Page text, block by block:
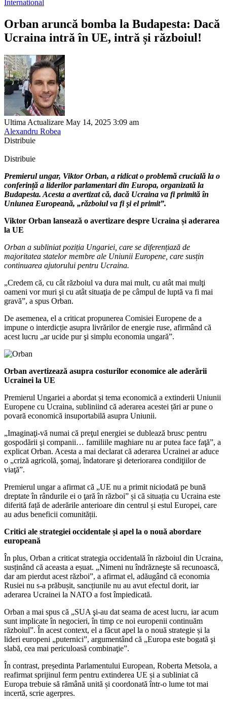
International
Orban aruncă bomba la Budapesta: Dacă
Ucraina intră în UE, intră și războiul!
Ultima Actualizare May 14, 2025 3:09 am
Alexandru Robea
Distribuie
Distribuie
Premierul ungar, Viktor Orban, a ridicat o problemă crucială la o
conferință a liderilor parlamentari din Europa, organizată la
Budapesta. Acesta a avertizat că, dacă Ucraina va fi primită în
Uniunea Europeană, „războiul va fi şi el primit”.
Viktor Orban lansează o avertizare despre Ucraina și aderarea
la UE
Orban a subliniat poziția Ungariei, care se diferențiază de
majoritatea statelor membre ale Uniunii Europene, care susțin
continuarea ajutorului pentru Ucraina.
„Credem că, cu cât războiul va dura mai mult, cu atât mai mulţi
oameni vor muri şi cu atât situaţia de pe câmpul de luptă va fi mai
gravă”, a spus Orban.
De asemenea, el a criticat propunerea Comisiei Europene de a
impune o interdicție asupra livrărilor de energie ruse, afirmând că
acest lucru „ar ucide pur şi simplu economia ungară”.
Orban avertizează asupra costurilor economice ale aderării
Ucrainei la UE
Premierul Ungariei a abordat și tema economică a extinderii Uniunii
Europene cu Ucraina, subliniind că aderarea acestei țări ar pune o
povară economică insuportabilă asupra Uniunii.
„Imaginaţi-vă numai că preţul energiei se dublează brusc pentru
gospodării şi companii… familiile maghiare nu ar putea face faţă”, a
explicat Orban. Acesta a mai declarat că aderarea Ucrainei ar aduce
o „criză agricolă, şomaj, îndatorare şi deteriorarea condiţiilor de
viaţă”.
Premierul ungar a afirmat că „UE nu a primit niciodată pe bună
dreptate în rândurile ei o ţară în război” și că situația cu Ucraina este
diferită față de aderările anterioare din centrul și estul Europei, care
au adus beneficii comunității.
Critici ale strategiei occidentale și apel la o nouă abordare
europeană
În plus, Orban a criticat strategia occidentală în războiul din Ucraina,
susținând că aceasta a eșuat. „Nimeni nu îndrăzneşte să recunoască,
dar am pierdut acest război”, a afirmat el, adăugând că economia
Rusiei nu s-a prăbușit, sancțiunile nu au avut efectul dorit, iar
aderarea Ucrainei la NATO a fost împiedicată.
Orban a mai spus că „SUA şi-au dat seama de acest lucru, iar acum
sunt implicate în negocieri, în timp ce noi europenii continuăm
războiul”. În acest context, el a făcut apel la o nouă strategie și la
lideri europeni „puternici”, argumentând că „Europa este bogată şi
slabă, cea mai periculoasă combinaţie”.
În contrast, președinta Parlamentului European, Roberta Metsola, a
reafirmat sprijinul ferm pentru extinderea UE și a subliniat că
Europa trebuie să rămână unită și coordonată într-o lume tot mai
incertă, scrie agerpres.